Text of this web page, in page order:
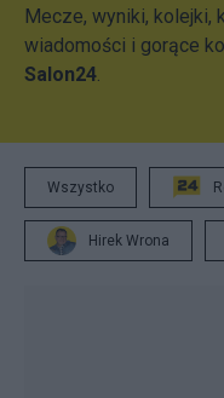
Mecze, wyniki, kolejki,
wiadomości i gorące
Salon24.
Wszystko
Hirek Wrona